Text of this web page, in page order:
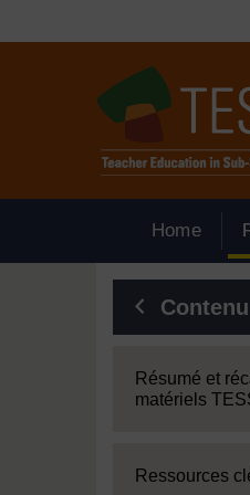
Home
Blocs
Expand
Résumé et
matériels
Expand
Ressources